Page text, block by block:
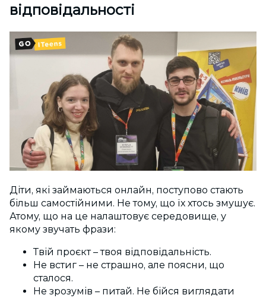
відповідальності
Діти, які займаються онлайн, поступово стають
більш самостійними. Не тому, що їх хтось змушує.
Атому, що на це налаштовує середовище, у
якому звучать фрази:
Твій проєкт – твоя відповідальність.
Не встиг – не страшно, але поясни, що
сталося.
Не зрозумів – питай. Не бійся виглядати